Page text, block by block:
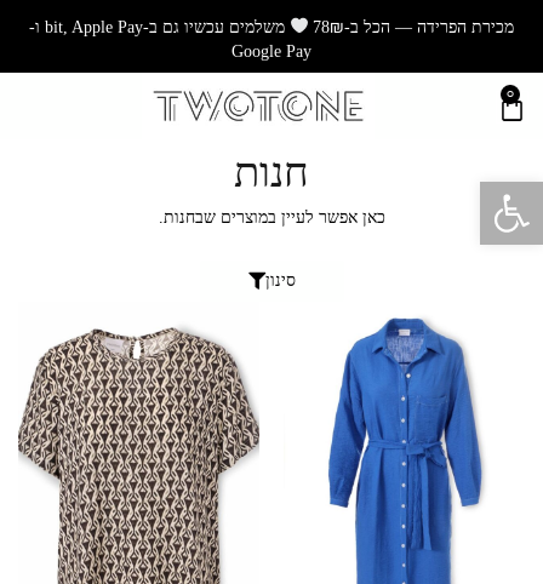
מכירת הפרידה — הכל ב-78₪
משלמים עכשיו גם ב-bit, Apple Pay ו-
Google Pay
0
חנות
כאן אפשר לעיין במוצרים שבחנות.
סינון
פתח סרגל נגישות